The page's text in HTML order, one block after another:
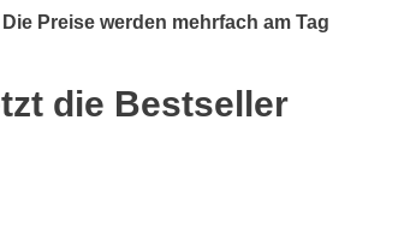
Preise werden mehrfach am Tag
die Bestseller